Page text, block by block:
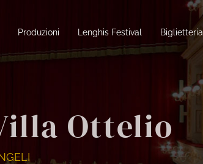
Produzioni Lenghis Festival Biglietteria
Ottelio